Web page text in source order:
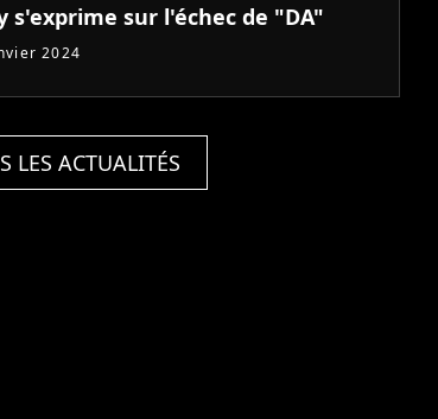
s'exprime sur l'échec de "DA"
2024
LES ACTUALITÉS